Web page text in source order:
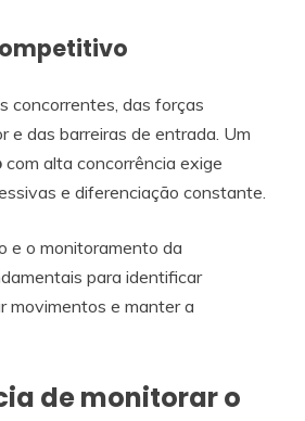
concorrentes, das forças
e das barreiras de entrada. Um
com alta concorrência exige
e diferenciação constante.
e o monitoramento da
para identificar
movimentos e manter a
de monitorar o